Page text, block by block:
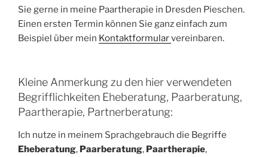
Sie gerne in meine Paartherapie in Dresden Pieschen.
Einen ersten Termin können Sie ganz einfach zum
Beispiel über mein Kontaktformularvereinbaren.
Kleine Anmerkung zu den hier verwendeten
Begrifflichkeiten Eheberatung, Paarberatung,
Paartherapie, Partnerberatung:
Ich nutze in meinem Sprachgebrauch die Begriffe
Eheberatung, Paarberatung, Paartherapie,